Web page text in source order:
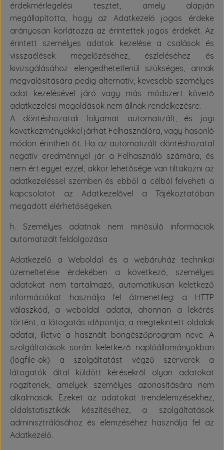
érdekmérlegelési tesztet, amely alapján
megállapította, hogy az Adatkezelő jogos érdeke
arányosan korlátozza az érintettek jogos érdekét. Az
érintett személyes adatok kezelése a csalások és
visszaélések megelőzéséhez, észleléséhez és
kivizsgálásához elengedhetetlenül szükséges, annak
megvalósítására pedig alternatív, kevesebb személyes
adat kezelésével járó vagy más módszert követő
adatkezelési megoldások nem állnak rendelkezésre.
A döntéshozatali folyamat automatizált, és jogi
következményekkel járhat Felhasználóra, vagy hasonló
módon érintheti őt. Ha az automatizált döntéshozatal
negatív eredménnyel jár a Felhasználó számára, és
nem ért egyet ezzel, akkor lehetősége van tiltakozni az
adatkezeléssel szemben és ebből a célból felveheti a
kapcsolatot az Adatkezelővel a Tájékoztatóban
megadott elérhetőségeken.
h. Személyes adatnak nem minősülő információk
automatizált feldolgozása
Adatkezelő a Weboldal és a webáruház technikai
üzemeltetése érdekében a következő, személyes
adatokat nem tartalmazó, automatikusan keletkező
információkat használja fel átmenetileg: a HTTP
válaszkód, a weboldal adatai, ahonnan a lekérés
történt, a látogatás időpontja, a megtekintett oldalak
adatai, illetve a használt böngészőprogram neve. A
szolgáltatások során keletkező naplóállományokban
(logfile-ok) a szolgáltatást végző szerverek a
látogatók által küldött kérésekről olyan adatokat
rögzítenek, amelyek személyes azonosítására nem
alkalmasak. Ezeket az adatokat trendelemzésekhez,
oldalstatisztikák készítéséhez, a szolgáltatások
adminisztrálásához és elemzéséhez használja fel az
Adatkezelő.